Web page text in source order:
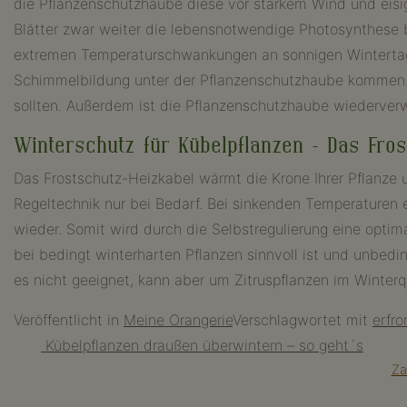
die Pflanzenschutzhaube diese vor starkem Wind und
Blätter zwar weiter die lebensnotwendige
extremen Temperaturschwankungen an sonnigen
Schimmelbildung unter der Pflanzenschutzhaube
sollten. Außerdem ist die Pflanzenschutzhaube
Winterschutz für Kübelpflanzen – Das
Das Frostschutz-Heizkabel wärmt die Krone Ihrer
Regeltechnik nur bei Bedarf. Bei sinkenden
wieder. Somit wird durch die Selbstregulierung eine
bei bedingt winterharten Pflanzen sinnvoll ist und
es nicht geeignet, kann aber um Zitruspflanzen im
Veröffentlicht in Meine OrangerieVerschlagwortet mit
Beitragsnavigation
Kübelpflanzen draußen überwintern – so geht´s